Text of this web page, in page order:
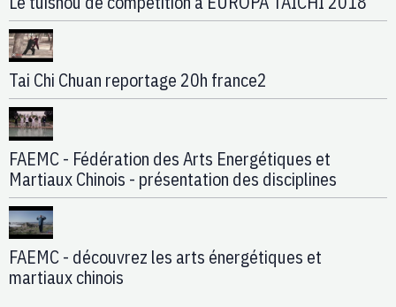
Tai Chi Chuan reportage 20h france2
FAEMC - Fédération des Arts Energétiques et
Martiaux Chinois - présentation des disciplines
FAEMC - découvrez les arts énergétiques et
martiaux chinois